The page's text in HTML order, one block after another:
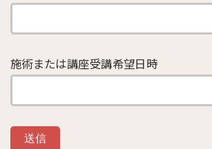
施術または講座受講希望日時